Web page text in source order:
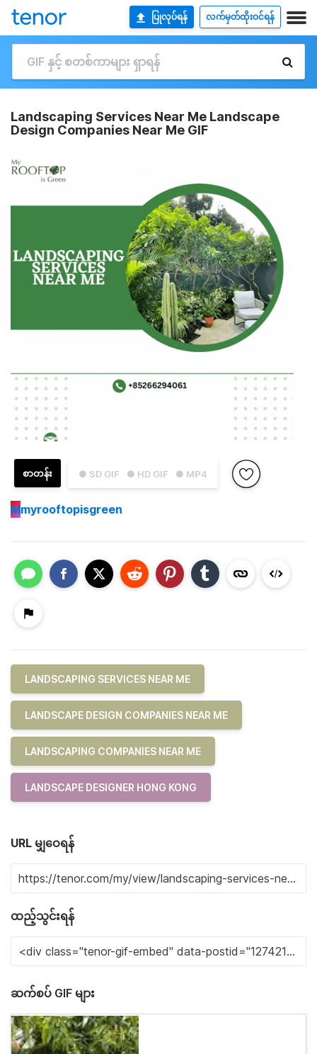
ပြုလုပ်ရန် လက်မှတ်ထိုးဝင်ရန်
Landscaping Services Near Me Landscape
Design Companies Near Me GIF
● SD GIF ● HD GIF ● MP4
စာတန်း
Mmyrooftopisgreen
LANDSCAPING SERVICES NEAR ME
LANDSCAPE DESIGN COMPANIES NEAR ME
LANDSCAPING COMPANIES NEAR ME
LANDSCAPE DESIGNER HONG KONG
URL မျှဝေရန်
ထည့်သွင်းရန်
ဆက်စပ် GIF များ